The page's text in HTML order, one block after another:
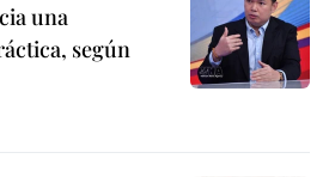
una
según